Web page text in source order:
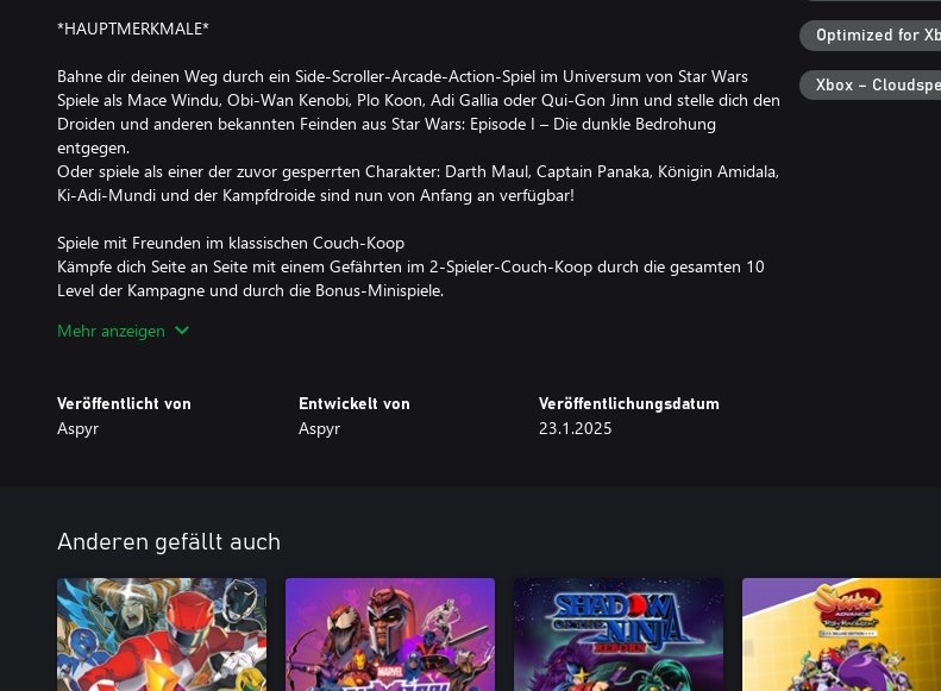
*HAUPTMERKMALE*
Bahne dir deinen Weg durch ein Side-Scroller-Arcade-Action-Spiel im Universum von Star Wars
Spiele als Mace Windu, Obi-Wan Kenobi, Plo Koon, Adi Gallia oder Qui-Gon Jinn und stelle dich den
Droiden und anderen bekannten Feinden aus Star Wars: Episode I – Die dunkle Bedrohung
entgegen.
Oder spiele als einer der zuvor gesperrten Charakter: Darth Maul, Captain Panaka, Königin Amidala,
Ki-Adi-Mundi und der Kampfdroide sind nun von Anfang an verfügbar!
Spiele mit Freunden im klassischen Couch-Koop
Kämpfe dich Seite an Seite mit einem Gefährten im 2-Spieler-Couch-Koop durch die gesamten 10
Level der Kampagne und durch die Bonus-Minispiele.
Klassisches & Neues Spiel+
gib klassische Cheat-Codes ein wie den Großer-Kopf-Modus und entdecke weitere
Überraschungen zum 25. Jubiläum von Star Wars: Episode I: Jedi Power Battles.
Mehr anzeigen
Veröffentlicht von
Aspyr
Entwickelt von
Aspyr
Veröffentlichungsdatum
23.1.2025
Optimized for
Xbox –
Anderen gefällt auch